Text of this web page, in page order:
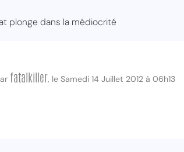
plonge dans la médiocrité
fatalkiller, le Samedi 14 Juillet 2012 à 06h13